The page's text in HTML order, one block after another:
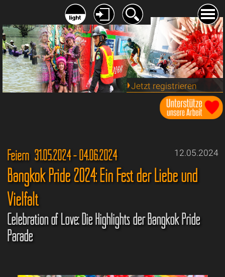
Jetzt registrieren
12.05.2024
Feiern 31.05.2024 - 04.06.2024
Bangkok Pride 2024: Ein Fest der Liebe und
Vielfalt
Celebration of Love: Die Highlights der Bangkok Pride
Parade